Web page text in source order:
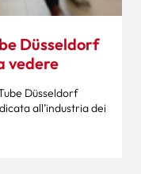
Düsseldorf
vedere
Düsseldorf
all’industria dei